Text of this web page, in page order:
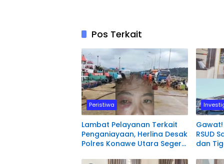
Pos Terkait
Peristiwa
Lambat Pelayanan Terkait
Penganiayaan, Herlina Desak
Polres Konawe Utara Segera
RSUD
dan